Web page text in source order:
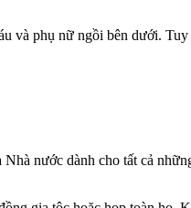
và phụ nữ ngồi bên dưới.
nước dành cho tất cả